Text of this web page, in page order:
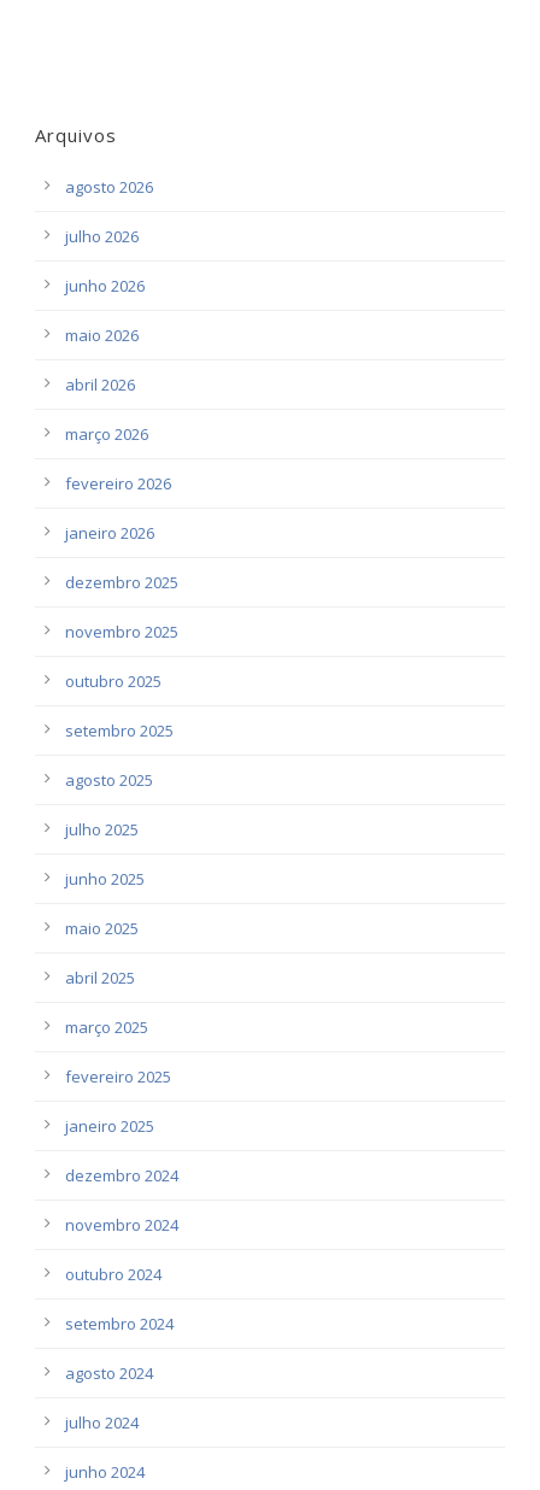
Arquivos
agosto 2026
julho 2026
junho 2026
maio 2026
abril 2026
março 2026
fevereiro 2026
janeiro 2026
dezembro 2025
novembro 2025
outubro 2025
setembro 2025
agosto 2025
julho 2025
junho 2025
maio 2025
abril 2025
março 2025
fevereiro 2025
janeiro 2025
dezembro 2024
novembro 2024
outubro 2024
setembro 2024
agosto 2024
julho 2024
junho 2024